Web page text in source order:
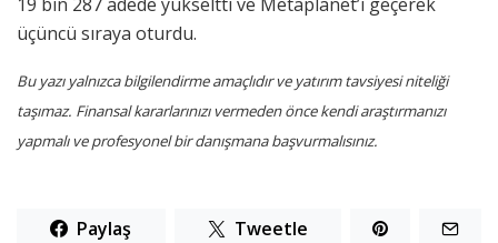
üçüncü sıraya oturdu.
Bu yazı yalnızca bilgilendirme amaçlıdır ve yatırım tavsiyesi niteliği
taşımaz. Finansal kararlarınızı vermeden önce kendi araştırmanızı
yapmalı ve profesyonel bir danışmana başvurmalısınız.
Paylaş Tweetle